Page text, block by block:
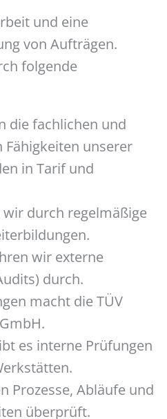
und eine
von Aufträgen.
folgende
die fachlichen und
Fähigkeiten unserer
in Tarif und
wir durch regelmäßige
wir externe
durch.
macht die TÜV
es interne Prüfungen
Prozesse, Abläufe und
überprüft.